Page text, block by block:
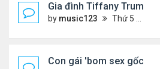
Gia đình Tiffany Trump đi
by music123 Thứ 5 Tháng 7 30, 2026 6:33 pm
Con gái 'bom sex gốc